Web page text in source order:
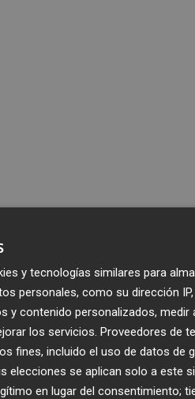
y tecnologías similares para
personales, como su dirección
y contenido personalizados, medir
los servicios. Proveedores de
fines, incluido el uso de datos de
elecciones se aplican solo a este
en lugar del consentimiento;